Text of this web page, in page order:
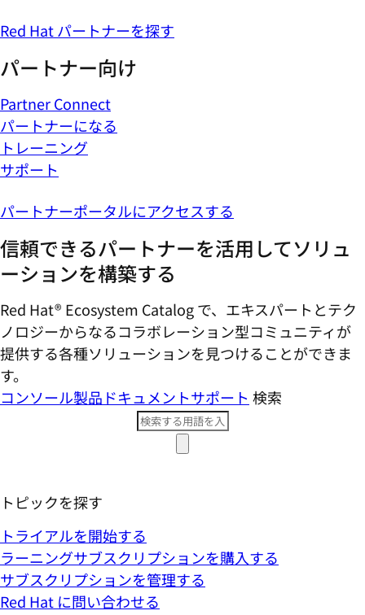
Red Hat パートナーを探す
パートナー向け
Partner Connect
パートナーになる
トレーニング
サポート
パートナーポータルにアクセスする
信頼できるパートナーを活用してソリュ
ーションを構築する
Red Hat® Ecosystem Catalog で、エキスパートとテク
ノロジーからなるコラボレーション型コミ​ュニティが
提供する各種ソリューションを見つけることができま
す。
コンソール製品ドキュメントサポート 検索
トピックを探す
トライアルを開始する
ラーニングサブスクリプションを購入する
サブスクリプションを管理する
Red Hat に問い合わせる